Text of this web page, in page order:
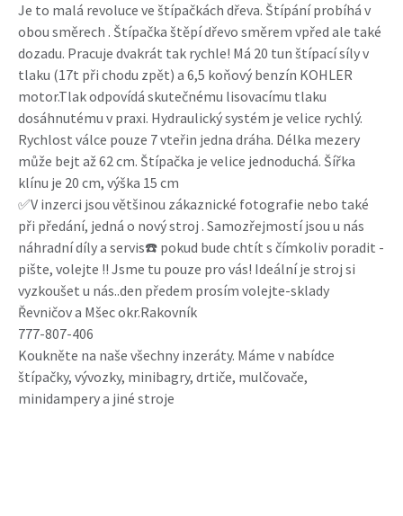
Je to malá revoluce ve štípačkách dřeva. Štípání probíhá v
obou směrech . Štípačka štěpí dřevo směrem vpřed ale také
dozadu. Pracuje dvakrát tak rychle! Má 20 tun štípací síly v
tlaku (17t při chodu zpět) a 6,5 koňový benzín KOHLER
motor.Tlak odpovídá skutečnému lisovacímu tlaku
dosáhnutému v praxi. Hydraulický systém je velice rychlý.
Rychlost válce pouze 7 vteřin jedna dráha. Délka mezery
může bejt až 62 cm. Štípačka je velice jednoduchá. Šířka
klínu je 20 cm, výška 15 cm
✅V inzerci jsou většinou zákaznické fotografie nebo také
při předání, jedná o nový stroj . Samozřejmostí jsou u nás
náhradní díly a servis☎️ pokud bude chtít s čímkoliv poradit -
pište, volejte !! Jsme tu pouze pro vás! Ideální je stroj si
vyzkoušet u nás..den předem prosím volejte-sklady
Řevničov a Mšec okr.Rakovník
777-807-406
Koukněte na naše všechny inzeráty. Máme v nabídce
štípačky, vývozky, minibagry, drtiče, mulčovače,
minidampery a jiné stroje